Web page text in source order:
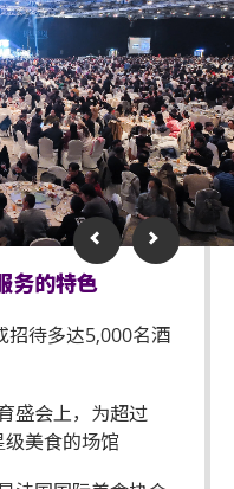
务的特色
招待多达5,000名酒
盛会上，为超过
美食的场馆